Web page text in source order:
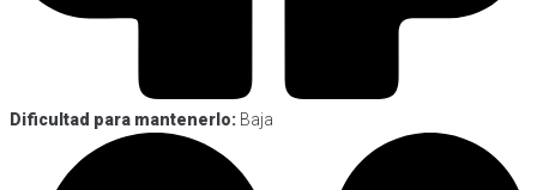
Dificultad para mantenerlo: Baja